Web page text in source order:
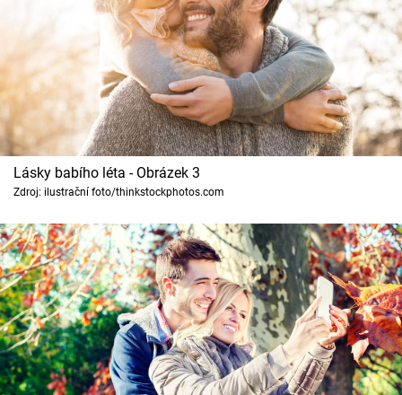
Lásky babího léta - Obrázek 3
Zdroj: ilustrační foto/thinkstockphotos.com